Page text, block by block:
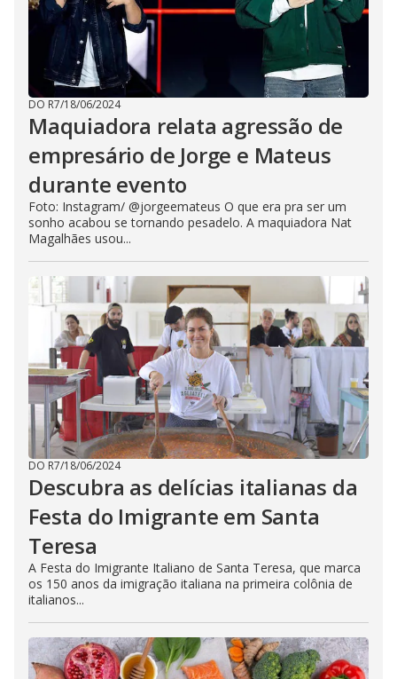
DO R7/18/06/2024
Maquiadora relata agressão de
empresário de Jorge e Mateus
durante evento
Foto: Instagram/ @jorgeemateus O que era pra ser um
sonho acabou se tornando pesadelo. A maquiadora Nat
Magalhães usou...
DO R7/18/06/2024
Descubra as delícias italianas da
Festa do Imigrante em Santa
Teresa
A Festa do Imigrante Italiano de Santa Teresa, que marca
os 150 anos da imigração italiana na primeira colônia de
italianos...